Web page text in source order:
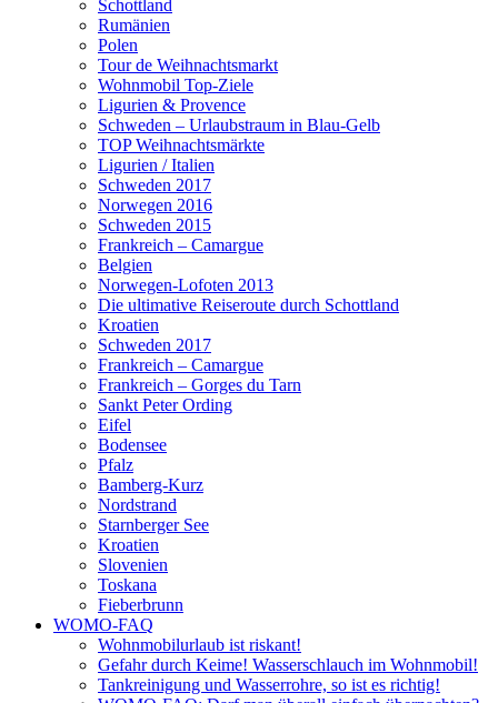
Schottland
Rumänien
Polen
Tour de Weihnachtsmarkt
Wohnmobil Top-Ziele
Ligurien & Provence
Schweden – Urlaubstraum in Blau-Gelb
TOP Weihnachtsmärkte
Ligurien / Italien
Schweden 2017
Norwegen 2016
Schweden 2015
Frankreich – Camargue
Belgien
Norwegen-Lofoten 2013
Die ultimative Reiseroute durch Schottland
Kroatien
Schweden 2017
Frankreich – Camargue
Frankreich – Gorges du Tarn
Sankt Peter Ording
Eifel
Bodensee
Pfalz
Bamberg-Kurz
Nordstrand
Starnberger See
Kroatien
Slovenien
Toskana
Fieberbrunn
WOMO-FAQ
Wohnmobilurlaub ist riskant!
Gefahr durch Keime! Wasserschlauch im Wohnmobil!
Tankreinigung und Wasserrohre, so ist es richtig!